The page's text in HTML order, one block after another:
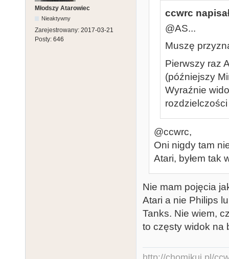
Młodszy Atarowiec
Nieaktywny
Zarejestrowany: 2017-03-21
Posty: 646
ccwrc
@AS...
Muszę
Pierwszy raz
(późniejszy
Wyraźnie
@ccwrc,
Oni nigdy tam
Atari, byłem tak
Nie mam pojęcia
Atari a nie Philips
Tanks. Nie wiem,
to częsty widok na